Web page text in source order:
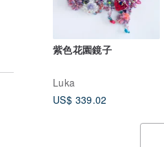
紫色花園​​鏡子
Luka
US$ 339.02